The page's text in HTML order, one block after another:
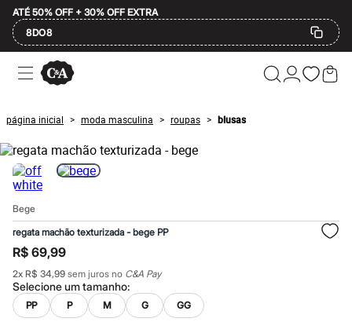
ATÉ 50% OFF + 30% OFF EXTRA
8DO8
Ofertas
Compre por Departamento
Masculino
Infantil
Calçados
Mindse7
Plus Size
Até 20% off
Até 60% off
A partir de 60% off
Feminino
Em alta
Inverno
Alfaiataria
Novidades
Roupas
página inicial > moda masculina > roupas > blusas
Bege
regata machão texturizada - bege PP
R$ 69,99
2x R$ 34,99 sem juros no C&A Pay
Selecione umtamanho:
PP P M G GG